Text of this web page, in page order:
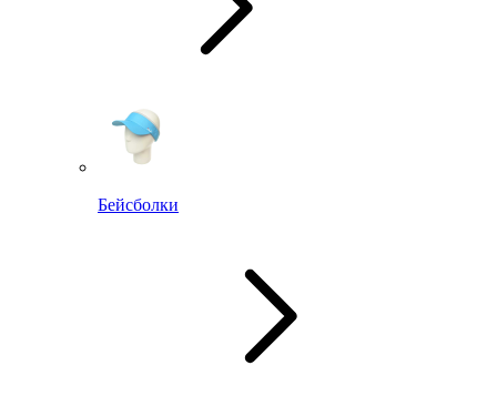
Бейсболки